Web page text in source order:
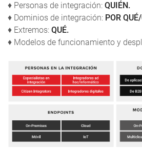
♦ Personas de integración: QUIÉN.
♦ Dominios de integración: POR
♦ Extremos: QUÉ.
♦ Modelos de funcionamiento y